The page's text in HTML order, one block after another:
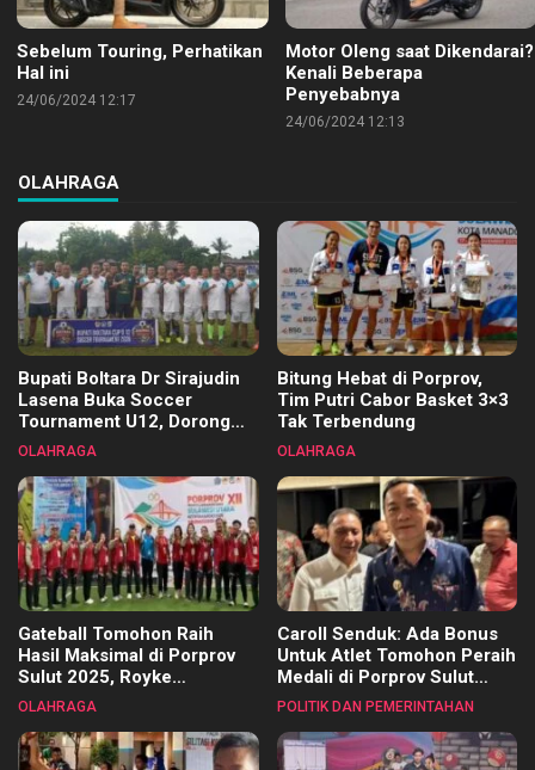
Sebelum Touring, Perhatikan
Hal ini
24/06/2024 12:17
Motor Oleng saat Dikendarai?
Kenali Beberapa
Penyebabnya
24/06/2024 12:13
OLAHRAGA
Bupati Boltara Dr Sirajudin
Lasena Buka Soccer
Tournament U12, Dorong
Pembinaan Merata di Setiap
OLAHRAGA
Bitung Hebat di Porprov,
Tim Putri Cabor Basket 3×3
Tak Terbendung
OLAHRAGA
Gateball Tomohon Raih
Hasil Maksimal di Porprov
Sulut 2025, Royke
Tangkawarouw Ucapkan
OLAHRAGA
Caroll Senduk: Ada Bonus
Untuk Atlet Tomohon Peraih
Medali di Porprov Sulut
2025
POLITIK DAN PEMERINTAHAN